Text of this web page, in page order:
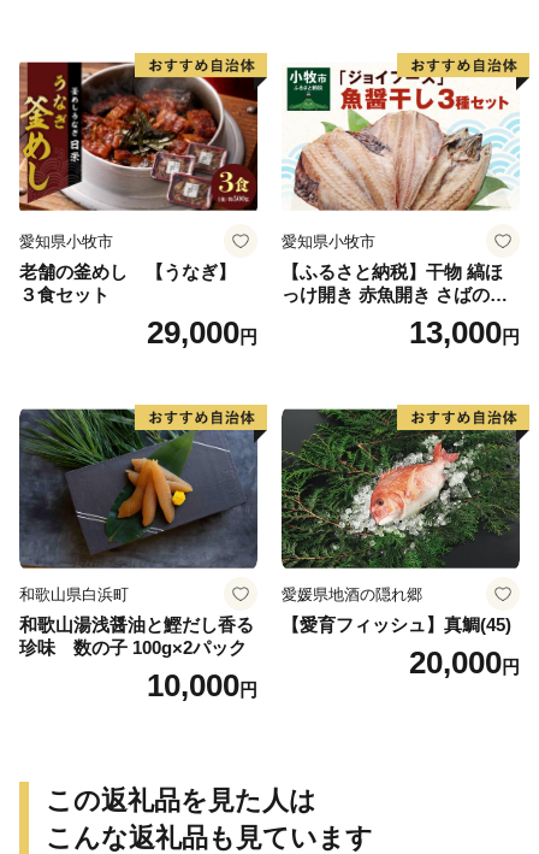
愛知県小牧市
老舗の釜めし 【うなぎ】
３食セット
29,000円
愛知県小牧市
【ふるさと納税】干物 縞ほ
っけ開き 赤魚開き さばの開
き 魚醤干し 3種 セット 詰め
合わせ 魚 おかず 肉厚 おいし
取り寄せグルメ 魚醤 ナンプ
ラー 愛知県 小牧市 冷凍 送料
無料
13,000円
和歌山県白浜町
和歌山湯浅醤油と鰹だし香る
珍味 数の子 100g×2パック
10,000円
愛媛県地酒の隠れ郷
【愛育フィッシュ】真鯛(45)
20,000円
この返礼品を見た人は
こんな返礼品も見ています